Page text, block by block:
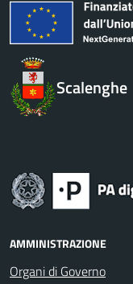
Scalenghe
AMMINISTRAZIONE
Organi di Governo